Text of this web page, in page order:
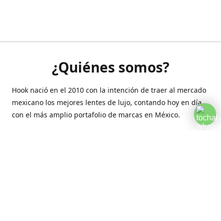
¿Quiénes somos?
Hook nació en el 2010 con la intención de traer al mercado
mexicano los mejores lentes de lujo, contando hoy en día
con el más amplio portafolio de marcas en México.